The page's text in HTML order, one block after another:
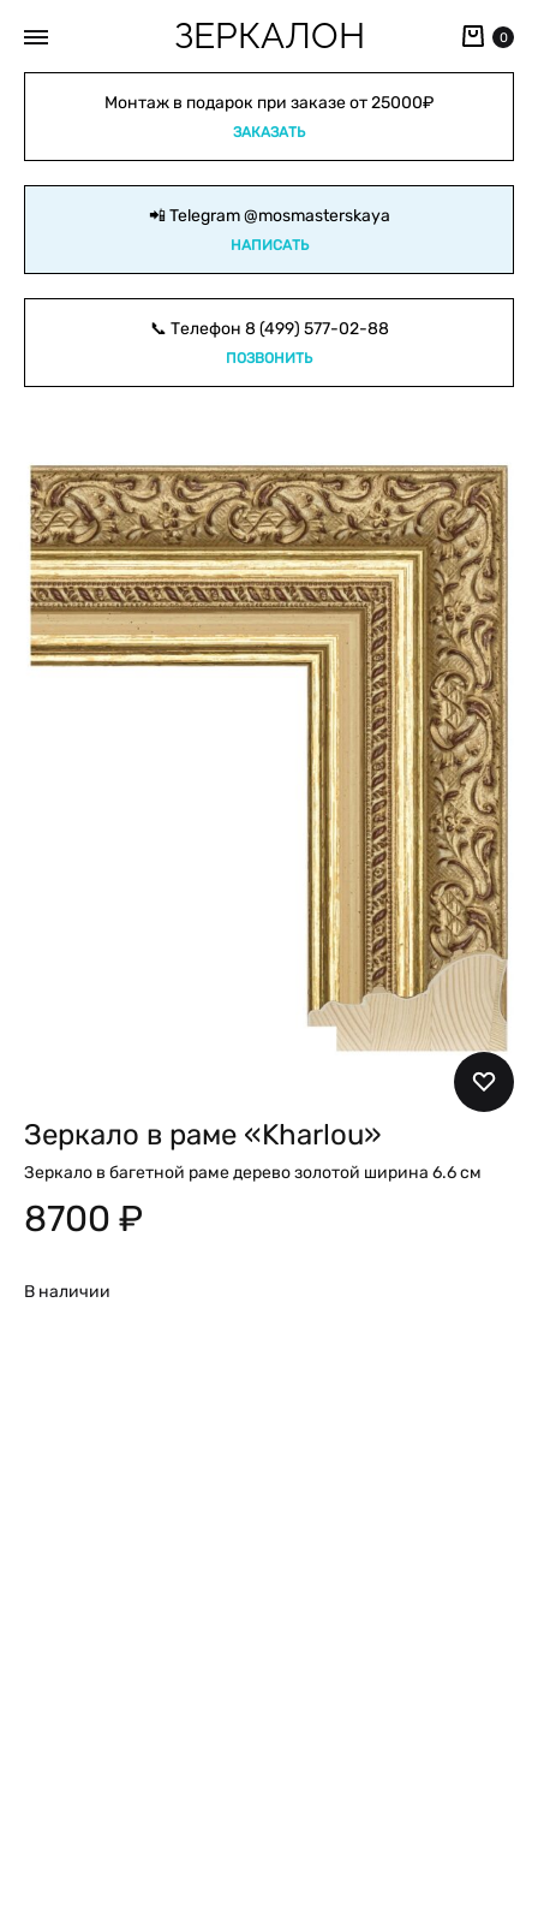
ЗЕРКАЛОН 0
Монтаж в подарок при заказе от 25000₽
ЗАКАЗАТЬ
📲 Telegram@mosmasterskaya
НАПИСАТЬ
📞 Телефон 8 (499) 577-02-88
ПОЗВОНИТЬ
Зеркало в раме «Kharlou»
Зеркало в багетной раме дерево золотой ширина 6.6 см
8700 ₽
В наличии